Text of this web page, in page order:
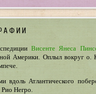
Висенте Янеса
Америки. Оплыл вокруг о.
вдоль Атлантического
Негро.